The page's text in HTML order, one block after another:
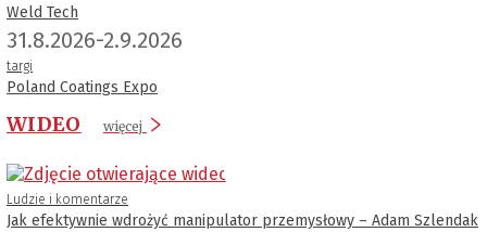
Weld Tech
31.8.2026-2.9.2026
targi
Poland Coatings Expo
WIDEO więcej
Ludzie i komentarze
Jak efektywnie wdrożyć manipulator przemysłowy – Adam Szlendak